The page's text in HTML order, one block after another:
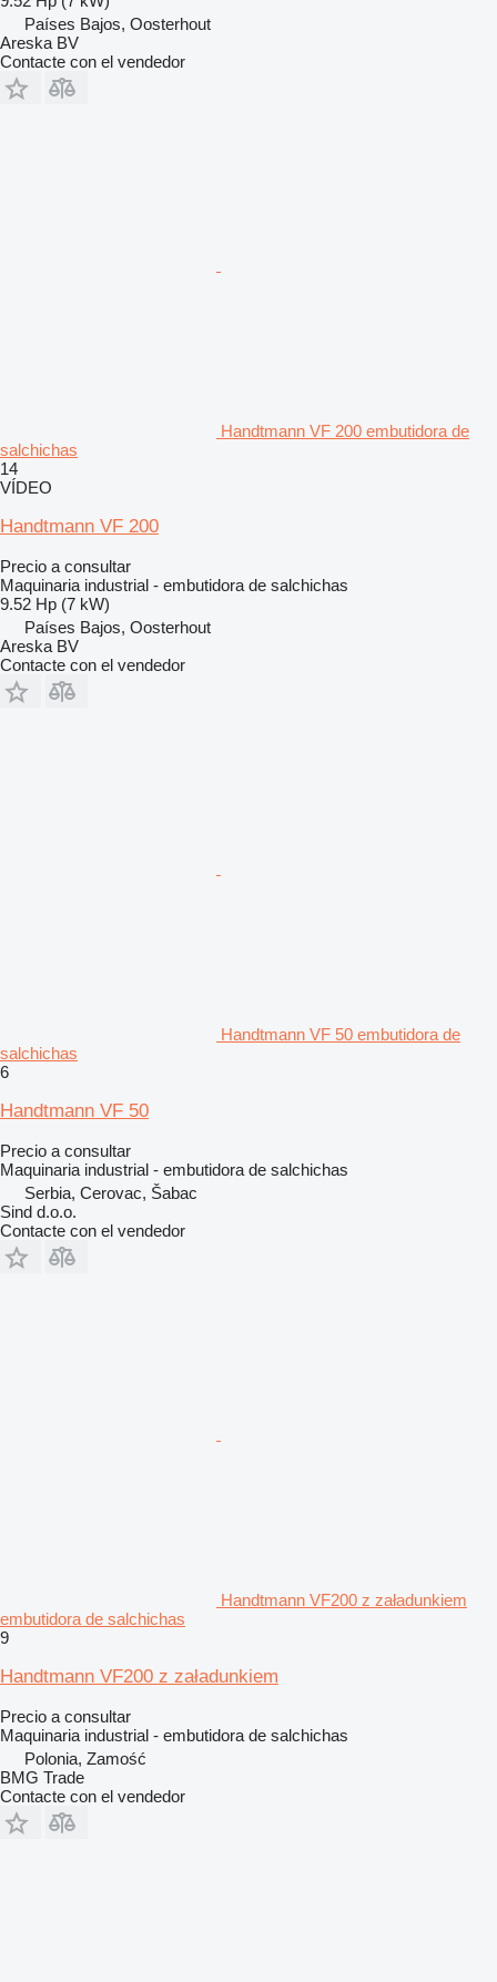
Países Bajos, Oosterhout
Areska BV
Contacte con el vendedor
Handtmann VF 200 embutidora de
salchichas
14
VÍDEO
Handtmann VF 200
Precio a consultar
Maquinaria industrial - embutidora de salchichas
9.52 Hp (7 kW)
Países Bajos, Oosterhout
Areska BV
Contacte con el vendedor
Handtmann VF 50 embutidora de
salchichas
6
Handtmann VF 50
Precio a consultar
Maquinaria industrial - embutidora de salchichas
Serbia, Cerovac, Šabac
Sind d.o.o.
Contacte con el vendedor
Handtmann VF200 z załadunkiem
embutidora de salchichas
9
Handtmann VF200 z załadunkiem
Precio a consultar
Maquinaria industrial - embutidora de salchichas
Polonia, Zamość
BMG Trade
Contacte con el vendedor